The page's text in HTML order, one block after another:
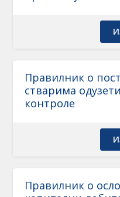
Правилник о
стварима
контроле
Правилник о